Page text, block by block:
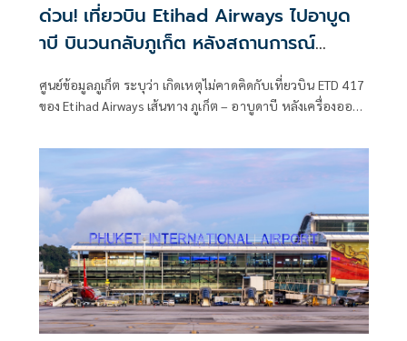
ด่วน! เที่ยวบิน Etihad Airways ไปอาบูด
าบี บินวนกลับภูเก็ต หลังสถานการณ์
ศูนย์ข้อมูลภูเก็ต ระบุว่า เกิดเหตุไม่คาดคิดกับเที่ยวบิน ETD 417
ของ Etihad Airways เส้นทาง ภูเก็ต – อาบูดาบี หลังเครื่องออก